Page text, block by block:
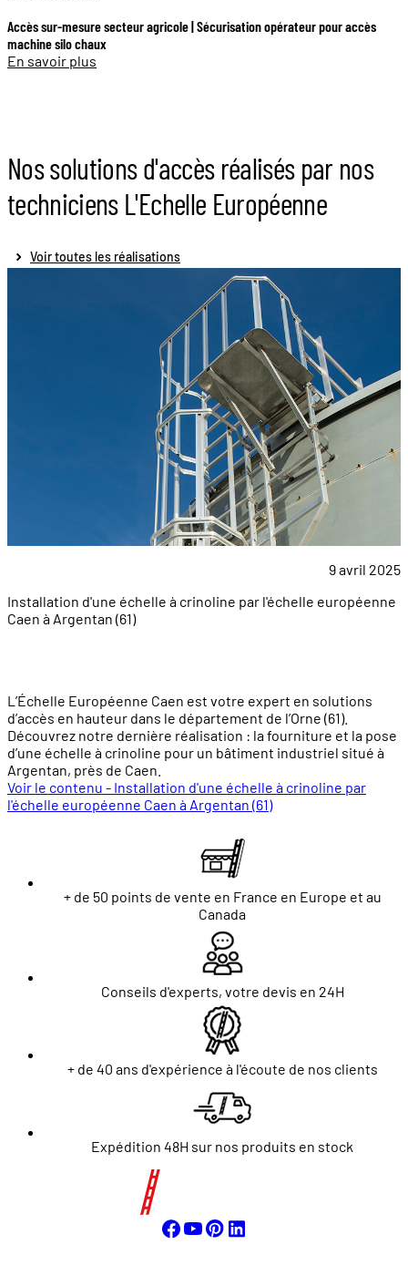
Accès sur-mesure secteur agricole | Sécurisation opérateur pour accès
machine silo chaux
En savoir plus
Accès sur-mesure sécurisés | Énergie renouvelables
En savoir plus
Nos solutions d'accès réalisés par nos
techniciens L'Echelle Européenne
Voir toutes les réalisations
9 avril 2025
Installation d'une échelle à crinoline par l'échelle européenne
Caen à Argentan (61)
L’Échelle Européenne Caen est votre expert en solutions
d’accès en hauteur dans le département de l’Orne (61).
Découvrez notre dernière réalisation : la fourniture et la pose
d’une échelle à crinoline pour un bâtiment industriel situé à
Argentan, près de Caen.
Voir le contenu - Installation d'une échelle à crinoline par
l'échelle européenne Caen à Argentan (61)
+ de 50 points de vente en France en Europe et au
Canada
Conseils d'experts, votre devis en 24H
+ de 40 ans d'expérience à l'écoute de nos clients
Expédition 48H sur nos produits en stock